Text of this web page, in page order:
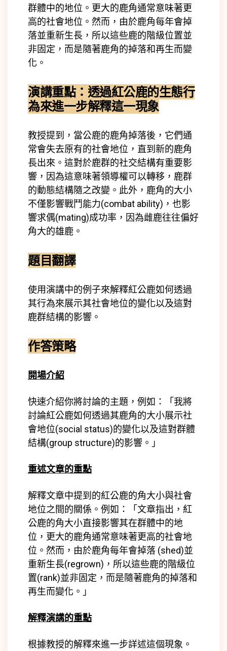
群體中的地位。更大的鹿角通常意味著更
高的社會地位。然而，由於鹿角每年會掉
落並重新生長，所以這些鹿的階級位置並
非固定，而是隨著鹿角的掉落和再生而變
化。
演講重點： 透過紅公鹿的生態行
為來進一步解釋這一現象
教授提到，當公鹿的鹿角掉落後，它們通
常會失去原有的社會地位，直到新的鹿角
長出來。這對於鹿群的社交結構有重要影
響，因為這意味著領導權可以轉移，鹿群
的動態結構隨之改變。此外，鹿角的大小
不僅影響戰鬥能力(combat ability) ，也影
響求偶(mating)成功率，因為雌鹿往往偏好
角大的雄鹿。
題目翻譯
使用演講中的例子來解釋紅公鹿如何透過
其行為來展示其社會地位的變化以及這對
鹿群結構的影響。
作答策略
開場介紹
快速介紹你將討論的主題，例如：「我將
討論紅公鹿如何透過其鹿角的大小展示社
會地位(social status)的變化以及這對群體
結構(group structure)的影響。」
重述文章的重點
解釋文章中提到的紅公鹿的角大小與社會
地位之間的關係。例如：「文章指出，紅
公鹿的角大小直接影響其在群體中的地
位，更大的鹿角通常意味著更高的社會地
位。然而，由於鹿角每年會掉落 (shed)並
重新生長(regrown) ，所以這些鹿的階級位
置(rank)並非固定，而是隨著鹿角的掉落和
再生而變化。」
解釋演講的重點
根據教授的解釋來進一步詳述這個現象。